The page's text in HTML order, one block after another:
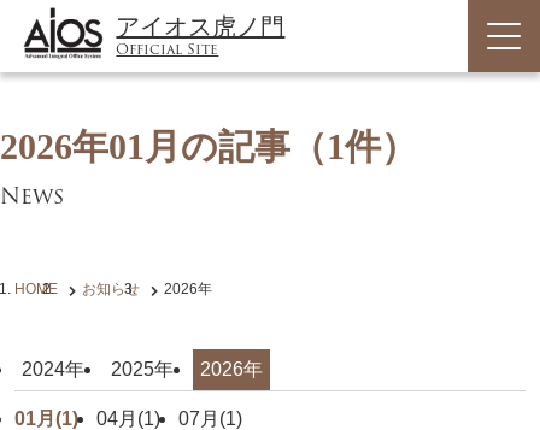
アイオス虎ノ門
Official Site
2026年01月の記事 （1件）
News
HOME お知らせ 2026年
2024年 2025年 2026年
01月(1) 04月(1)
07月(1)